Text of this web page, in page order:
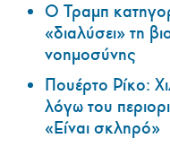
Ο Τραμπ
«διαλύσει» τη
νοημοσύνης
Πουέρτο Ρίκο:
λόγω του
«Είναι σκληρό»